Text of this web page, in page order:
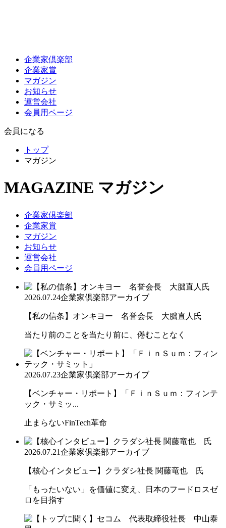
企業家倶楽部
企業家賞
マガジン
お知らせ
運営会社
会員用ページ
会員になる
トップ
マガジン
MAGAZINE マガジン
企業家倶楽部
企業家賞
マガジン
お知らせ
運営会社
会員用ページ
2026.07.24企業家倶楽部アーカイブ
【私の信条】オンキヨー 名誉会長 大朏直人氏
当たり前のことを当たり前に、倦むことなく
2026.07.23企業家倶楽部アーカイブ
【ベンチャー・リポート】「ＦｉｎＳｕｍ：フィンテ
ック・サミッ...
止まらないFinTech革命
2026.07.21企業家倶楽部アーカイブ
【核心インタビュー】クラダシ社長 関藤竜也 氏
「もったいない」を価値に変え、日本のフードロスゼ
ロを目指す